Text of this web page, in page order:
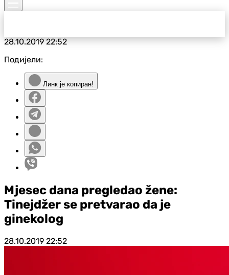
28.10.201922:52
Подијели:
Линк је копиран!
Mjesec dana pregledao žene:
Tinejdžer se pretvarao da je
ginekolog
28.10.2019 22:52